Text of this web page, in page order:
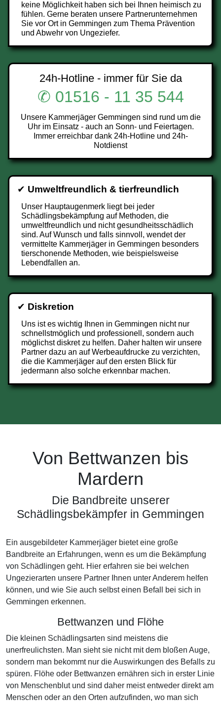
keine Möglichkeit haben sich bei Ihnen heimisch zu
fühlen. Gerne beraten unsere Partnerunternehmen
Sie vor Ort in Gemmingen zum Thema Prävention
und Abwehr von Ungeziefer.
24h-Hotline - immer für Sie da
✆ 01516 - 11 35 544
Unsere Kammerjäger Gemmingen sind rund um die
Uhr im Einsatz - auch an Sonn- und Feiertagen.
Immer erreichbar dank 24h-Hotline und 24h-
Notdienst
✔ Umweltfreundlich & tierfreundlich
Unser Hauptaugenmerk liegt bei jeder
Schädlingsbekämpfung auf Methoden, die
umweltfreundlich und nicht gesundheitsschädlich
sind. Auf Wunsch und falls sinnvoll, wendet der
vermittelte Kammerjäger in Gemmingen besonders
tierschonende Methoden, wie beispielsweise
Lebendfallen an.
✔ Diskretion
Uns ist es wichtig Ihnen in Gemmingen nicht nur
schnellstmöglich und professionell, sondern auch
möglichst diskret zu helfen. Daher halten wir unsere
Partner dazu an auf Werbeaufdrucke zu verzichten,
die die Kammerjäger auf den ersten Blick für
jedermann also solche erkennbar machen.
Von Bettwanzen bis
Mardern
Die Bandbreite unserer
Schädlingsbekämpfer in Gemmingen
Ein ausgebildeter Kammerjäger bietet eine große
Bandbreite an Erfahrungen, wenn es um die Bekämpfung
von Schädlingen geht. Hier erfahren sie bei welchen
Ungezierarten unsere Partner Ihnen unter Anderem helfen
können, und wie Sie auch selbst einen Befall bei sich in
Gemmingen erkennen.
Bettwanzen und Flöhe
Die kleinen Schädlingsarten sind meistens die
unerfreulichsten. Man sieht sie nicht mit dem bloßen Auge,
sondern man bekommt nur die Auswirkungen des Befalls zu
spüren. Flöhe oder Bettwanzen ernähren sich in erster Linie
von Menschenblut und sind daher meist entweder direkt am
Menschen oder an den Orten aufzufinden, wo man sich